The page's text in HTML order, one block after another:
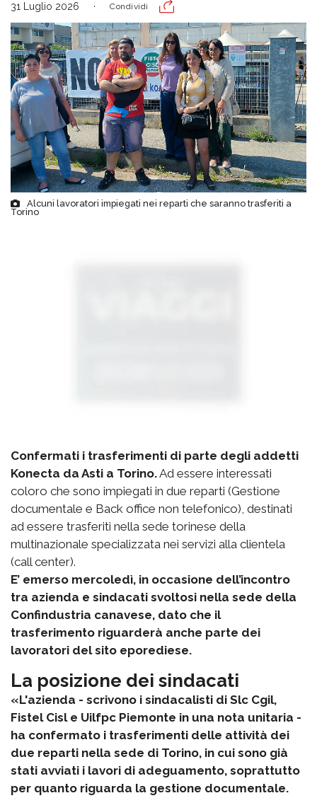
31 Luglio 2026 Condividi
Alcuni lavoratori impiegati nei reparti che saranno trasferiti a
Torino
Confermati i trasferimenti di parte degli addetti
Konecta da Asti a Torino.Ad essere interessati
coloro che sono impiegati in due reparti (Gestione
documentale e Back office non telefonico), destinati
ad essere trasferiti nella sede torinese della
multinazionale specializzata nei servizi alla clientela
(call center).
E’ emerso mercoledì, in occasione dell’incontro
tra azienda e sindacati svoltosi nella sede della
Confindustria canavese, dato che il
trasferimento riguarderà anche parte dei
lavoratori del sito eporediese.
La posizione dei sindacati
«L'azienda - scrivono i sindacalisti di Slc Cgil,
Fistel Cisl e Uilfpc Piemonte in una nota unitaria -
ha confermato i trasferimenti delle attività dei
due reparti nella sede di Torino, in cui sono già
stati avviati i lavori di adeguamento, soprattutto
per quanto riguarda la gestione documentale.